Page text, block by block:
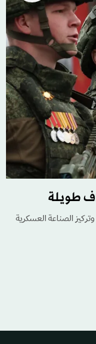
طويلة
الصناعة العسكرية